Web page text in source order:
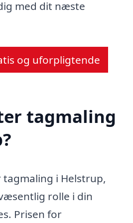
med dit næste
og uforpligtende
tagmaling
i Helstrup,
rolle i din
Prisen for